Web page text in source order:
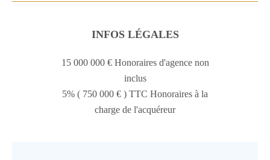
INFOS LÉGALES
15 000 000 € Honoraires d'agence non
inclus
5% ( 750 000 € ) TTC Honoraires à la
charge de l'acquéreur